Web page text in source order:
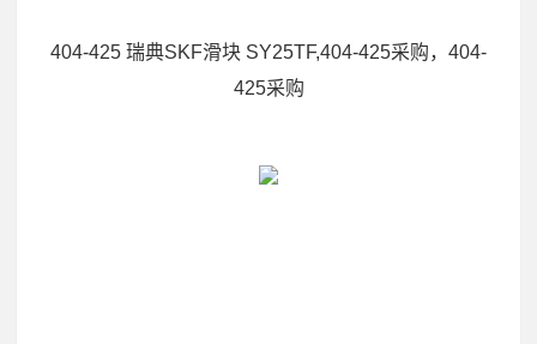
404-425 瑞典SKF滑块 SY25TF,404-425采购，404-
425采购